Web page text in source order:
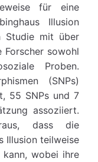
für eine
Illusion
Studie mit über
Forscher sowohl
Proben.
(SNPs)
55 SNPs und 7
assoziiert.
dass die
Illusion teilweise
wobei ihre